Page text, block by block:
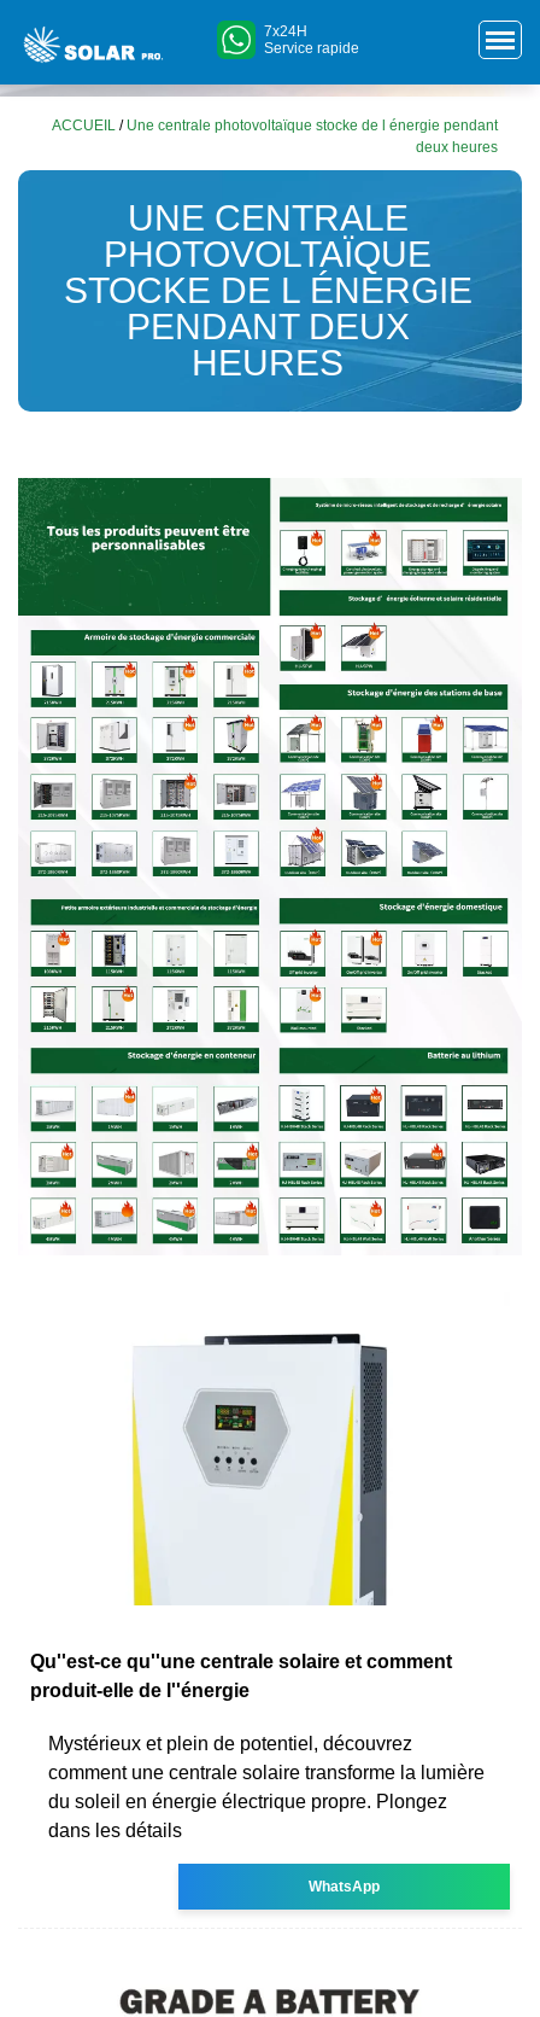
7x24H
Service rapide
ACCUEIL / Une centrale photovoltaïque stocke de l énergie pendant
deux heures
UNE CENTRALE
PHOTOVOLTAÏQUE
STOCKE DE L ÉNERGIE
PENDANT DEUX
HEURES
Qu''est-ce qu''une centrale solaire et comment
produit-elle de l''énergie
Mystérieux et plein de potentiel, découvrez
comment une centrale solaire transforme la lumière
du soleil en énergie électrique propre. Plongez
dans les détails
WhatsApp